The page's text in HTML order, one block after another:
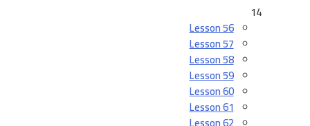
14
Lesson 56
Lesson 57
Lesson 58
Lesson 59
Lesson 60
Lesson 61